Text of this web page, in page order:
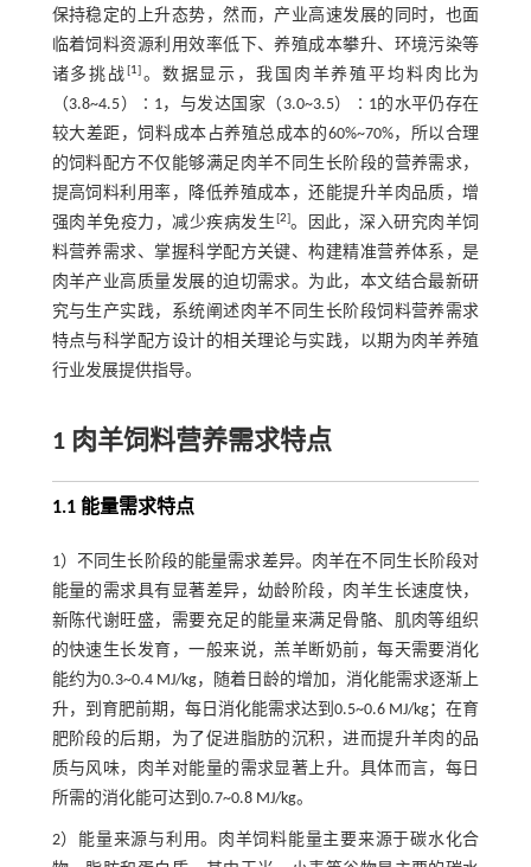
保持稳定的上升态势，然而，产业高速发展的同时，也面
临着饲料资源利用效率低下、养殖成本攀升、环境污染等
诸多挑战[1] 。数据显示，我国肉羊养殖平均料肉比为
（3.8~4.5）∶1，与发达国家（3.0~3.5）∶1的水平仍存在
较大差距，饲料成本占养殖总成本的60%~70%，所以合理
的饲料配方不仅能够满足肉羊不同生长阶段的营养需求，
提高饲料利用率，降低养殖成本，还能提升羊肉品质，增
强肉羊免疫力，减少疾病发生[2]。因此，深入研究肉羊饲
料营养需求、掌握科学配方关键、构建精准营养体系，是
肉羊产业高质量发展的迫切需求。为此，本文结合最新研
究与生产实践，系统阐述肉羊不同生长阶段饲料营养需求
特点与科学配方设计的相关理论与实践，以期为肉羊养殖
行业发展提供指导。
1 肉羊饲料营养需求特点
1.1 能量需求特点
1）不同生长阶段的能量需求差异。肉羊在不同生长阶段对
能量的需求具有显著差异，幼龄阶段，肉羊生长速度快，
新陈代谢旺盛，需要充足的能量来满足骨骼、肌肉等组织
的快速生长发育，一般来说，羔羊断奶前，每天需要消化
能约为0.3~0.4 MJ/kg，随着日龄的增加，消化能需求逐渐上
升，到育肥前期，每日消化能需求达到0.5~0.6 MJ/kg；在育
肥阶段的后期，为了促进脂肪的沉积，进而提升羊肉的品
质与风味，肉羊对能量的需求显著上升。具体而言，每日
所需的消化能可达到0.7~0.8 MJ/kg。
2）能量来源与利用。肉羊饲料能量主要来源于碳水化合